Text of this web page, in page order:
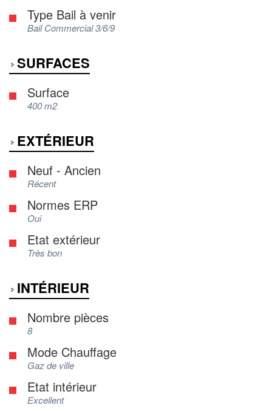
Type Bail à venir
Bail Commercial 3/6/9
SURFACES
Surface
400 m2
EXTÉRIEUR
Neuf - Ancien
Récent
Normes ERP
Oui
Etat extérieur
Très bon
INTÉRIEUR
Nombre pièces
8
Mode Chauffage
Gaz de ville
Etat intérieur
Excellent